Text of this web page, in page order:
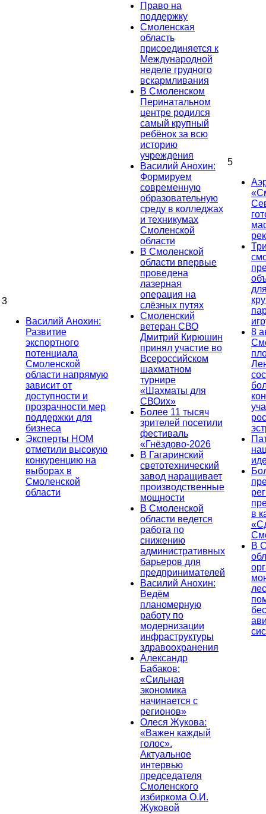
3
Василий Анохин:
Развитие
экспортного
потенциала
Смоленской
области напрямую
зависит от
доступности и
прозрачности мер
поддержки для
бизнеса
Эксперты НОМ
отметили высокую
конкуренцию на
выборах в
Смоленской
области
Право на
поддержку
Смоленская
область
присоединяется к
Международной
неделе грудного
вскармливания
В Смоленском
Перинатальном
центре родился
самый крупный
ребёнок за всю
историю
учреждения
Василий Анохин:
Формируем
современную
образовательную
среду в колледжах
и техникумах
Смоленской
области
В Смоленской
области впервые
проведена
лазерная
операция на
слёзных путях
Смоленский
ветеран СВО
Дмитрий Кирюшин
принял участие во
Всероссийском
шахматном
турнире
«Шахматы для
СВОих»
Более 11 тысяч
зрителей посетили
фестиваль
«Гнёздово-2026
В Гагаринский
светотехнический
завод наращивает
производственные
мощности
В Смоленской
области ведется
работа по
снижению
административных
барьеров для
предпринимателей
Василий Анохин:
Ведём
планомерную
работу по
модернизации
инфраструктуры
здравоохранения
Александр
Бабаков:
«Сильная
экономика
начинается с
регионов»
Олеся Жукова:
«Важен каждый
голос».
Актуальное
интервью
председателя
Смоленского
избиркома О.И.
Жуковой
5
8
в
В